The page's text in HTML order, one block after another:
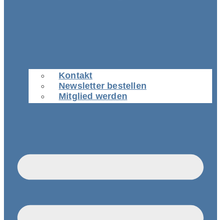
Kontakt
Newsletter bestellen
Mitglied werden